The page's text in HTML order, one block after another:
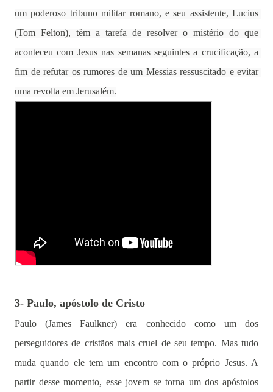
um poderoso tribuno militar romano, e seu assistente, Lucius
(Tom Felton), têm a tarefa de resolver o mistério do que
aconteceu com Jesus nas semanas seguintes a crucificação, a
fim de refutar os rumores de um Messias ressuscitado e evitar
uma revolta em Jerusalém.
3- Paulo, apóstolo de Cristo
Paulo (James Faulkner) era conhecido como um dos
perseguidores de cristãos mais cruel de seu tempo. Mas tudo
muda quando ele tem um encontro com o próprio Jesus. A
partir desse momento, esse jovem se torna um dos apóstolos